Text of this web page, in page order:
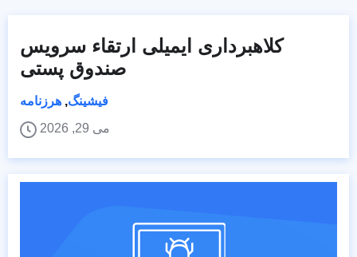
کلاهبرداری ایمیلی ارتقاء سرویس
صندوق پستی
فیشینگ, هرزنامه
می 29, 2026